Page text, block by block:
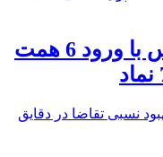
رشد 130 هزار واحدی بورس با ورود 6 همت